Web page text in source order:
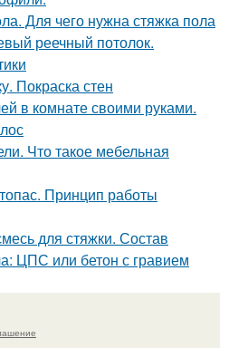
Для чего нужна стяжка пола
реечный потолок.
Покраска стен
в комнате своими руками.
Что такое мебельная
Принцип работы
для стяжки. Состав
ЦПС или бетон с гравием